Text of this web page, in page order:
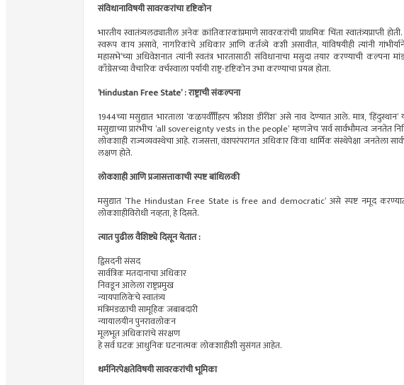
संविधानाविषयी सावरकरांचा दृष्टिकोन
भारतीय स्वातंत्र्यलढ्यातील अनेक क्रांतिकारकांप्रमाणे सावरकरांची प्राथमिक चिंता स्वातंत्र्यप्राप्ती
स्वरूप काय असावे, नागरिकांचे अधिकार आणि कर्तव्ये कशी असावीत, यांविषयीही त्यांनी
महासभे’च्या अधिवेशनात त्यांनी स्वतंत्र भारतासाठी संविधानाचा मसुदा तयार करण्याची कल्पना
काँग्रेसच्या वैचारिक वर्चस्वाला पर्यायी राष्ट्र-दृष्टिकोन उभा करण्याचा प्रयत्न होता.
’Hindustan Free State’ : राष्ट्राची संकल्पना
1944च्या मसुद्यात भारताला ’कळपर्वीीींहरप ऋीशश डींरींश’ असे नाव देण्यात आले. मात्र,
मसुद्याच्या प्रारंभीच ’all sovereignty vests in the people’ म्हणजेच ‘सर्व सार्वभौमत्व
लोकशाही राज्यव्यवस्थेचा आहे. राजसत्ता, वंशपरंपरागत अधिकार किंवा धार्मिक संस्थेपेक्षा जनतेला
लक्षण होते.
लोकशाही आणि प्रजासत्ताकाची स्पष्ट बांधिलकी
मसुद्यात ’The Hindustan Free State is free and democratic’ असे स्पष्ट नमूद करण्यात
लोकशाहीविरोधी नव्हता, हे दिसते.
त्यात पुढील वैशिष्ट्ये दिसून येतात :
द्विसदनी संसद
सार्वत्रिक मतदानाचा अधिकार
निवडून आलेला राष्ट्रप्रमुख
न्यायपालिकेचे स्वातंत्र्य
मंत्रिमंडळाची सामूहिक जबाबदारी
न्यायालयीन पुनरावलोकन
मूलभूत अधिकारांचे संरक्षण
हे सर्व घटक आधुनिक घटनात्मक लोकशाहीशी सुसंगत आहेत.
धर्मनिरपेक्षतेविषयी सावरकरांची भूमिका